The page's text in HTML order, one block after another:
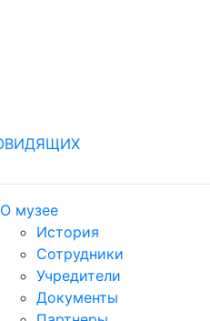
О музее
История
Сотрудники
Учредители
Документы